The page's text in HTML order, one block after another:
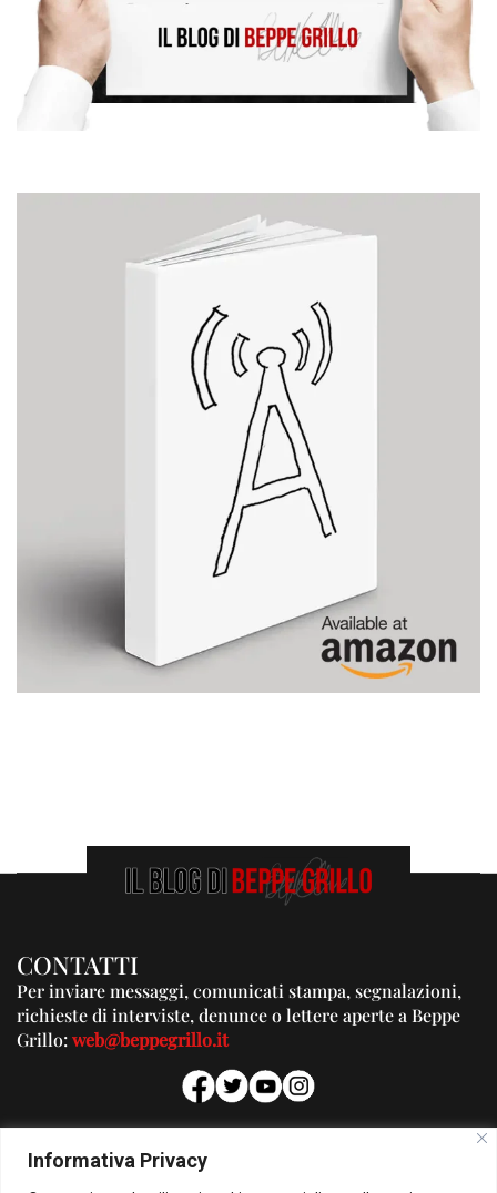
Informativa Privacy
CONTATTI
Per inviare messaggi, comunicati stampa, segnalazioni,
richieste di interviste, denunce o lettere aperte a Beppe
Grillo:web@beppegrillo.it
PUBBLICITA'
Per la tua pubblicità su questo Blog: